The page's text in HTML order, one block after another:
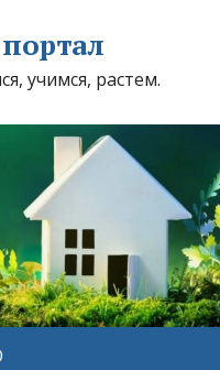
учимся, растем.